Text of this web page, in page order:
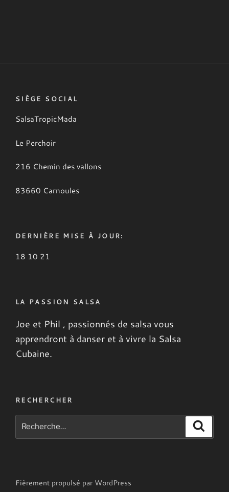
SIÈGE SOCIAL
SalsaTropicMada
Le Perchoir
216 Chemin des vallons
83660 Carnoules
DERNIÈRE MISE À JOUR:
18 10 21
LA PASSION SALSA
Joe et Phil , passionnés de salsa vous
apprendront à danser et à vivre la Salsa
Cubaine.
RECHERCHER
pour
Fièrement propulsé par WordPress